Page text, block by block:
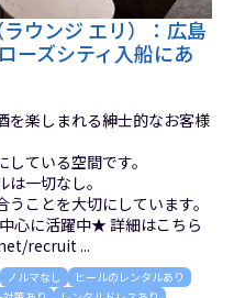
ウンジ エリ）：広島
ーズシティ入船にあ
を楽しまれる紳士的なお客様
ている空間です。
一切なし。
ことを大切にしています。
心に活躍中★ 詳細はこちら
recruit ...
ノルマなし
ヒールのレンタルあり